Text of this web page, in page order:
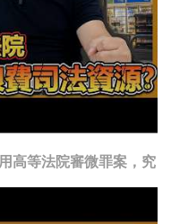
高等法院審微罪案，究